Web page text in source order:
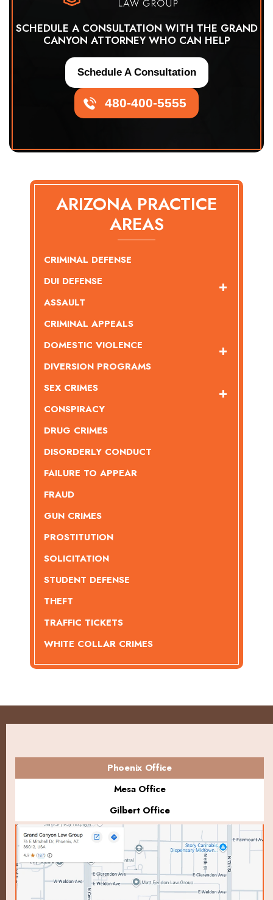
SCHEDULE A CONSULTATION WITH THE GRAND
CANYON ATTORNEY WHO CAN HELP
480-400-5555
Schedule A Consultation
ARIZONA PRACTICE
AREAS
CRIMINAL DEFENSE
DUI DEFENSE
ASSAULT
CRIMINAL APPEALS
DOMESTIC VIOLENCE
DIVERSION PROGRAMS
SEX CRIMES
CONSPIRACY
DRUG CRIMES
DISORDERLY CONDUCT
FAILURE TO APPEAR
FRAUD
GUN CRIMES
PROSTITUTION
SOLICITATION
STUDENT DEFENSE
THEFT
TRAFFIC TICKETS
WHITE COLLAR CRIMES
Phoenix Office
Mesa Office
Gilbert Office